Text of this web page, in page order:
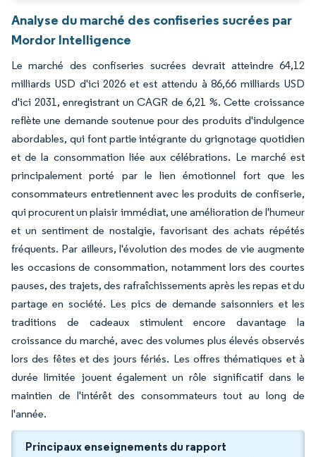
Analyse du marché des confiseries sucrées par
Mordor Intelligence
Le marché des confiseries sucrées devrait atteindre 64,12
milliards USD d'ici 2026 et est attendu à 86,66 milliards USD
d'ici 2031, enregistrant un CAGR de 6,21 %. Cette croissance
reflète une demande soutenue pour des produits d'indulgence
abordables, qui font partie intégrante du grignotage quotidien
et de la consommation liée aux célébrations. Le marché est
principalement porté par le lien émotionnel fort que les
consommateurs entretiennent avec les produits de confiserie,
qui procurent un plaisir immédiat, une amélioration de l'humeur
et un sentiment de nostalgie, favorisant des achats répétés
fréquents. Par ailleurs, l'évolution des modes de vie augmente
les occasions de consommation, notamment lors des courtes
pauses, des trajets, des rafraîchissements après les repas et du
partage en société. Les pics de demande saisonniers et les
traditions de cadeaux stimulent encore davantage la
croissance du marché, avec des volumes plus élevés observés
lors des fêtes et des jours fériés. Les offres thématiques et à
durée limitée jouent également un rôle significatif dans le
maintien de l'intérêt des consommateurs tout au long de
l'année.
Principaux enseignements du rapport